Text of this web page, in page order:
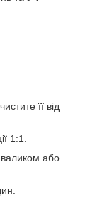
її від
1:1.
або